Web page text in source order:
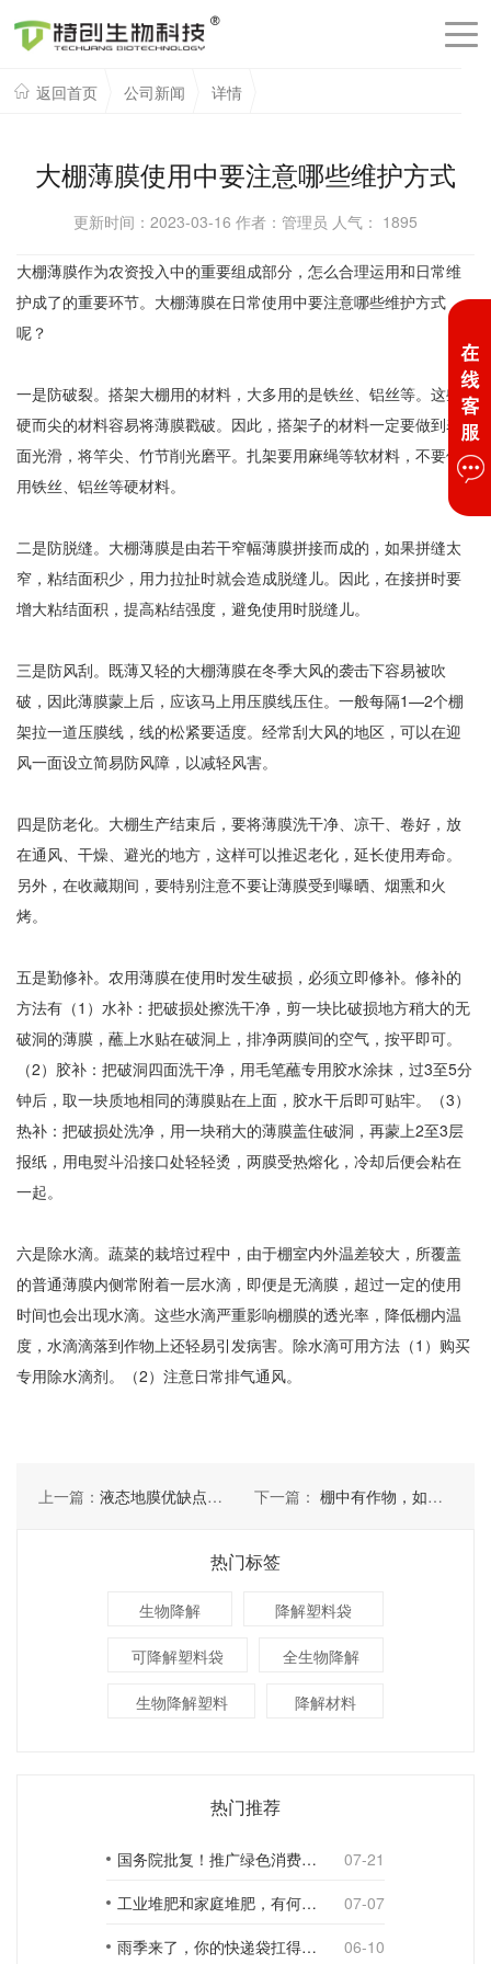
返回首页 公司新闻 详情
大棚薄膜使用中要注意哪些维护方式
更新时间：2023-03-16 作者：管理员 人气： 1895
大棚薄膜作为农资投入中的重要组成部分，怎么合理运用和日常维
护成了的重要环节。大棚薄膜在日常使用中要注意哪些维护方式
呢？
一是防破裂。搭架大棚用的材料，大多用的是铁丝、铝丝等。这些
硬而尖的材料容易将薄膜戳破。因此，搭架子的材料一定要做到表
面光滑，将竿尖、竹节削光磨平。扎架要用麻绳等软材料，不要使
用铁丝、铝丝等硬材料。
二是防脱缝。大棚薄膜是由若干窄幅薄膜拼接而成的，如果拼缝太
窄，粘结面积少，用力拉扯时就会造成脱缝儿。因此，在接拼时要
增大粘结面积，提高粘结强度，避免使用时脱缝儿。
三是防风刮。既薄又轻的大棚薄膜在冬季大风的袭击下容易被吹
破，因此薄膜蒙上后，应该马上用压膜线压住。一般每隔1—2个棚
架拉一道压膜线，线的松紧要适度。经常刮大风的地区，可以在迎
风一面设立简易防风障，以减轻风害。
四是防老化。大棚生产结束后，要将薄膜洗干净、凉干、卷好，放
在通风、干燥、避光的地方，这样可以推迟老化，延长使用寿命。
另外，在收藏期间，要特别注意不要让薄膜受到曝晒、烟熏和火
烤。
五是勤修补。农用薄膜在使用时发生破损，必须立即修补。修补的
方法有（1）水补：把破损处擦洗干净，剪一块比破损地方稍大的无
破洞的薄膜，蘸上水贴在破洞上，排净两膜间的空气，按平即可。
（2）胶补：把破洞四面洗干净，用毛笔蘸专用胶水涂抹，过3至5分
钟后，取一块质地相同的薄膜贴在上面，胶水干后即可贴牢。（3）
热补：把破损处洗净，用一块稍大的薄膜盖住破洞，再蒙上2至3层
报纸，用电熨斗沿接口处轻轻烫，两膜受热熔化，冷却后便会粘在
一起。
六是除水滴。蔬菜的栽培过程中，由于棚室内外温差较大，所覆盖
的普通薄膜内侧常附着一层水滴，即便是无滴膜，超过一定的使用
时间也会出现水滴。这些水滴严重影响棚膜的透光率，降低棚内温
度，水滴滴落到作物上还轻易引发病害。除水滴可用方法（1）购买
专用除水滴剂。（2）注意日常排气通风。
上一篇： 液态地膜优缺点分析 下一篇： 棚中有作物，如何换棚膜
热门标签
生物降解 降解塑料袋
可降解塑料袋 全生物降解
生物降解塑料 降解材料
热门推荐
国务院批复！推广绿色消费，引导使用环保可降解包装材料
07-21
工业堆肥和家庭堆肥，有何不同？
07-07
雨季来了，你的快递袋扛得住吗？
06-10